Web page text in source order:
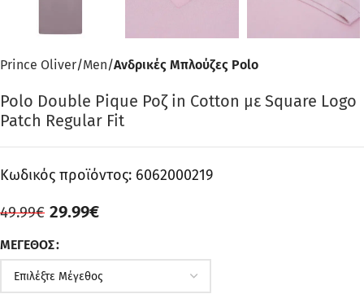
Prince Oliver Men Ανδρικές Μπλούζες Polo
Polo Double Pique Ροζ in Cotton με Square Logo
Patch Regular Fit
Κωδικός προϊόντος: 6062000219
49.99€ 29.99€
ΜΈΓΕΘΟΣ